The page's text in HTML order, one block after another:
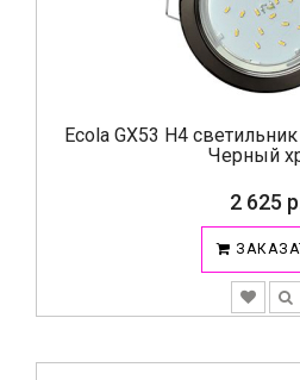
Ecola GX53 H4
Черный
2 625